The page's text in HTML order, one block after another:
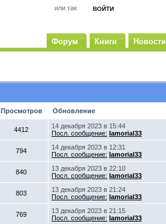
или так ВОЙТИ
Форум Книги Новости
Просмотров Обновление
4412
14 декабря 2023 в 15:44
Посл. сообщение: Iamorial33
794
14 декабря 2023 в 12:31
Посл. сообщение: Iamorial33
840
13 декабря 2023 в 22:10
Посл. сообщение: Iamorial33
803
13 декабря 2023 в 21:24
Посл. сообщение: Iamorial33
769
13 декабря 2023 в 21:15
Посл. сообщение: Iamorial33